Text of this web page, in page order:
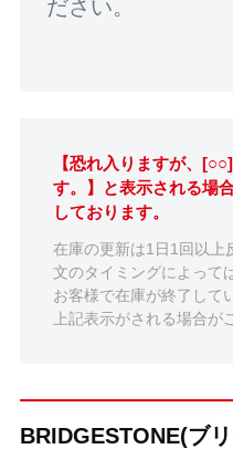
ださい。
【恐れ入りますが、
す。】と表示される場
しております。
在庫の更新は1日1回以上
文のタイミングによって
お客様で在庫が終了して
上記表示がされる場合が
BRIDGESTONE(ブ